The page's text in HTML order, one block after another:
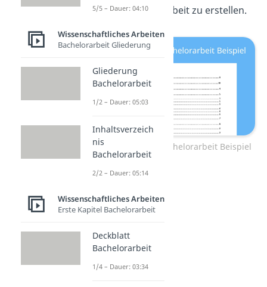
wissenschaftliche Arbeit zu erstellen.
Inhaltsverzeichnis Bachelorarbeit Beispiel
5/5 – Dauer: 04:10
Wissenschaftliches Arbeiten
Bachelorarbeit Gliederung
Gliederung
Bachelorarbeit
1/2 – Dauer: 05:03
Inhaltsverzeich
nis
Bachelorarbeit
2/2 – Dauer: 05:14
Wissenschaftliches Arbeiten
Erste Kapitel Bachelorarbeit
Deckblatt
Bachelorarbeit
1/4 – Dauer: 03:34